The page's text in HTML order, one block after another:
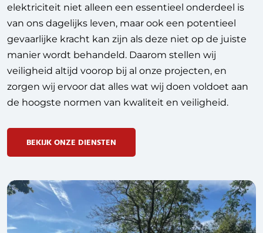
elektriciteit niet alleen een essentieel onderdeel is
van ons dagelijks leven, maar ook een potentieel
gevaarlijke kracht kan zijn als deze niet op de juiste
manier wordt behandeld. Daarom stellen wij
veiligheid altijd voorop bij al onze projecten, en
zorgen wij ervoor dat alles wat wij doen voldoet aan
de hoogste normen van kwaliteit en veiligheid.
BEKIJK ONZE DIENSTEN